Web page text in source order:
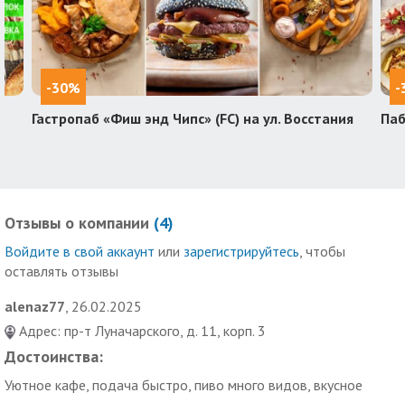
-30%
Гастропаб «Фиш энд Чипс» (FC) на ул. Восстания
-
Отзывы о компании (4)
Войдите в свой аккаунт или зарегистрируйтесь , чтобы
оставлять отзывы
alenaz77 , 26.02.2025
Адрес: пр-т Луначарского, д. 11, корп. 3
Достоинства:
Уютное кафе, подача быстро, пиво много видов, вкусное